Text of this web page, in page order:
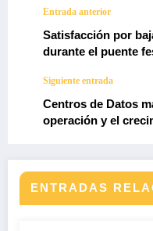
Entrada anterior
Satisfacción por
durante el puente
Siguiente entrada
Centros de Datos
operación y el
ENTRADAS